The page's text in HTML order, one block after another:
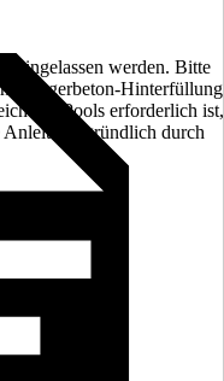
eingelassen werden. Bitte
Magerbeton-Hinterfüllung
des Pools erforderlich ist,
Anleitung gründlich durch